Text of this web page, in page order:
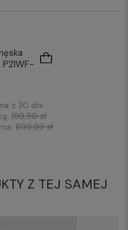
z 30 dni
199,90 zł
699,99 zł
Z TEJ SAMEJ